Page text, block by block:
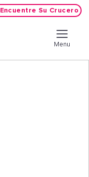
Encuentre Su Crucero
Menu